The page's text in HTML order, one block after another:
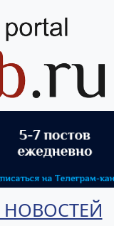
НОВОСТЕЙ